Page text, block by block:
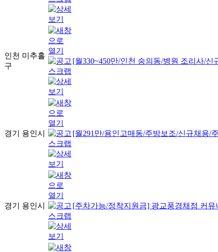
인천 미추홀
구
[월330~450만/인천 숭의동/병원 조리사/신
경기 용인시 [월291만/용인고매동/주방보조/신규채용/
경기 용인시 [주차가능/정착지원금] 광교풍경채점 커